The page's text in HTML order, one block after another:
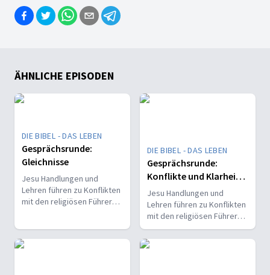
ÄHNLICHE EPISODEN
DIE BIBEL - DAS LEBEN
Gesprächsrunde:
Gleichnisse
Jesu Handlungen und
Lehren führen zu Konflikten
mit den religiösen Führern.
gängige Normen in Frage.
DIE BIBEL - DAS LEBEN
Gesprächsrunde:
Konflikte und Klarheit -
Oder: Darf das Jesus?!
Jesu Handlungen und
Lehren führen zu Konflikten
mit den religiösen Führern.
Er bringt Klarheit in
festgefahrene
Vorstellungen und stellt